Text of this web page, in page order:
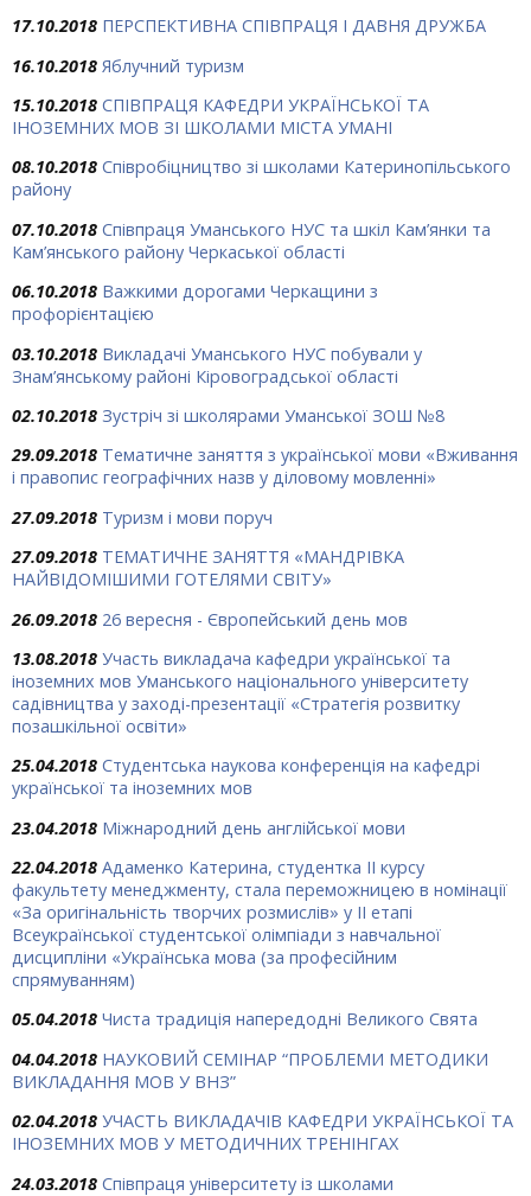
17.10.2018 ПЕРСПЕКТИВНА СПІВПРАЦЯ І ДАВНЯ ДРУЖБА
16.10.2018 Яблучний туризм
15.10.2018 СПІВПРАЦЯ КАФЕДРИ УКРАЇНСЬКОЇ ТА
ІНОЗЕМНИХ МОВ ЗІ ШКОЛАМИ МІСТА УМАНІ
08.10.2018 Співробіцництво зі школами Катеринопільського
району
07.10.2018 Співпраця Уманського НУС та шкіл Кам’янки та
Кам’янського району Черкаської області
06.10.2018 Важкими дорогами Черкащини з
профорієнтацією
03.10.2018 Викладачі Уманського НУС побували у
Знам’янському районі Кіровоградської області
02.10.2018 Зустріч зі школярами Уманської ЗОШ №8
29.09.2018 Тематичне заняття з української мови «Вживання
і правопис географічних назв у діловому мовленні»
27.09.2018 Туризм і мови поруч
27.09.2018 ТЕМАТИЧНЕ ЗАНЯТТЯ «МАНДРІВКА
НАЙВІДОМІШИМИ ГОТЕЛЯМИ СВІТУ»
26.09.2018 26 вересня - Європейський день мов
13.08.2018 Участь викладача кафедри української та
іноземних мов Уманського національного університету
садівництва у заході-презентації «Стратегія розвитку
позашкільної освіти»
25.04.2018 Студентська наукова конференція на кафедрі
української та іноземних мов
23.04.2018 Міжнародний день англійської мови
22.04.2018 Адаменко Катерина, студентка ІІ курсу
факультету менеджменту, стала переможницею в номінації
«За оригінальність творчих розмислів» у ІІ етапі
Всеукраїнської студентської олімпіади з навчальної
дисципліни «Українська мова (за професійним
спрямуванням)
05.04.2018 Чиста традиція напередодні Великого Свята
04.04.2018 НАУКОВИЙ СЕМІНАР “ПРОБЛЕМИ МЕТОДИКИ
ВИКЛАДАННЯ МОВ У ВНЗ”
02.04.2018 УЧАСТЬ ВИКЛАДАЧІВ КАФЕДРИ УКРАЇНСЬКОЇ ТА
ІНОЗЕМНИХ МОВ У МЕТОДИЧНИХ ТРЕНІНГАХ
24.03.2018 Співпраця університету із школами